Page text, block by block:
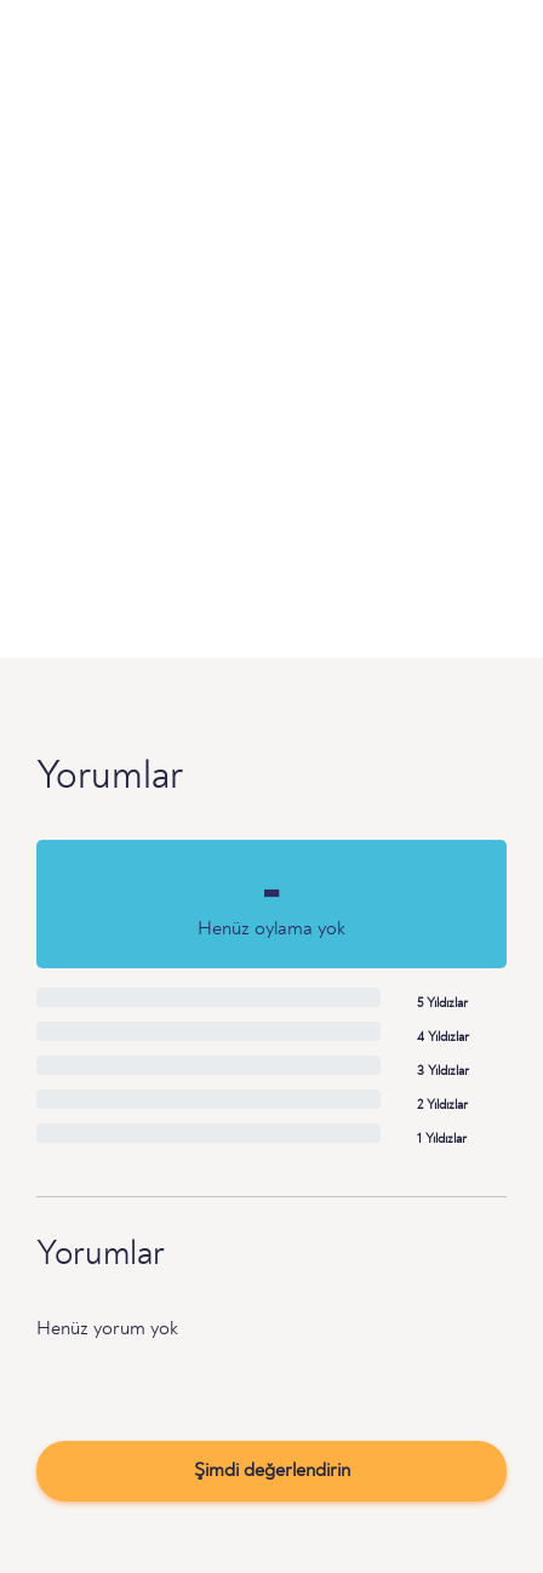
Yorumlar
-
Henüz oylama yok
5 Yıldızlar
4 Yıldızlar
3 Yıldızlar
2 Yıldızlar
1 Yıldızlar
Yorumlar
Henüz yorum yok
Şimdi değerlendirin